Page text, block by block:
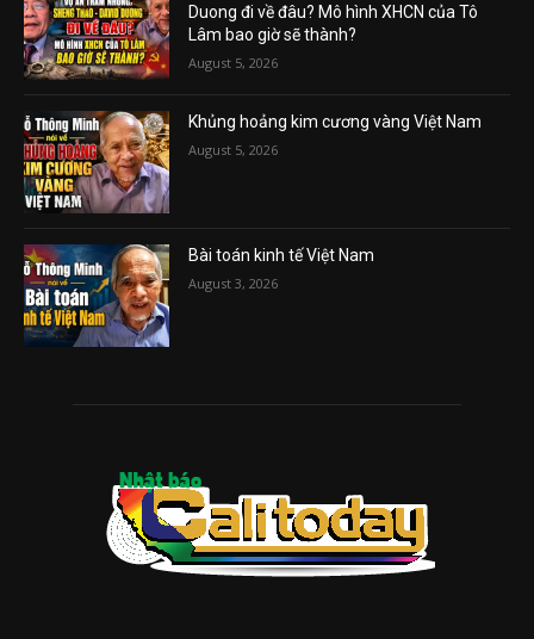
Duong đi về đâu? Mô hình XHCN của Tô
Lâm bao giờ sẽ thành?
August 5, 2026
Khủng hoảng kim cương vàng Việt Nam
August 5, 2026
Bài toán kinh tế Việt Nam
August 3, 2026